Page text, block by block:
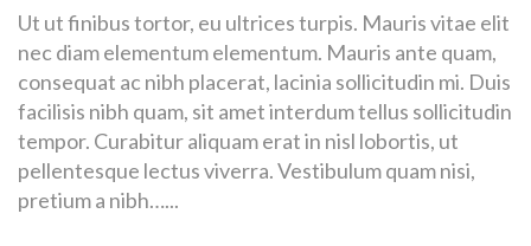
Ut ut finibus tortor, eu ultrices turpis. Mauris vitae elit
nec diam elementum elementum. Mauris ante quam,
consequat ac nibh placerat, lacinia sollicitudin mi. Duis
facilisis nibh quam, sit amet interdum tellus sollicitudin
tempor. Curabitur aliquam erat in nisl lobortis, ut
pellentesque lectus viverra. Vestibulum quam nisi,
pretium a nibh…...